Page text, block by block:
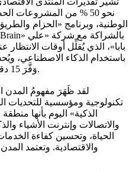
نحو 50 % من المشروعات
الوطنية، وبرنامج «الحزام
وَفَّرَ 15 دقيقة يوميا لكل سائق في المتوسط.
لقد ظَهَرَ مفهومُ المدن
تكنولوجية ومؤسسية للتحديات
الذكية» اليوم بأنها
والاتصالات وإنترنت الأشياء
الحياة، وتحسين كفاءة
والاقتصادية. وتعتمد